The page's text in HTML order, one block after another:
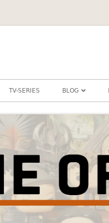
JUGENDBUCH
KINDERBUCH
TV-SERIES BLOG
ZERAFINE